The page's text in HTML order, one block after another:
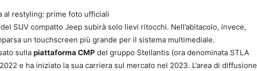
al restyling: prime foto ufficiali
SUV compatto Jeep subirà solo lievi ritocchi. Nell’abitacolo, invece,
un touchscreen più grande per il sistema multimediale.
sulla piattaforma CMP del gruppo Stellantis (ora denominata STLA
e ha iniziato la sua carriera sul mercato nel 2023. L’area di diffusione